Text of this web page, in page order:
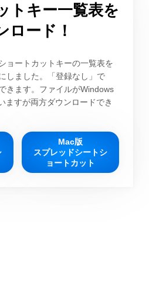
トキー一覧表を
ロード！
ョートカットキーの一覧表を
しました。「登録なし」で
きます。ファイルがWindows
ますが両方ダウンロードでき
Mac版
スプレッドシートシ
ョートカット